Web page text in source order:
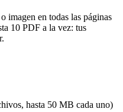
imagen en todas las páginas
10 PDF a la vez: tus
hasta 50 MB cada uno)